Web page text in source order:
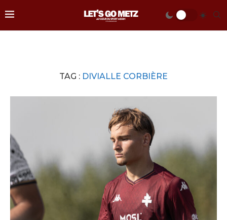
TAG : DIVIALLE CORBIÈRE